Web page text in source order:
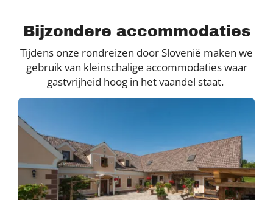
Bijzondere accommodaties
Tijdens onze rondreizen door Slovenië maken we
gebruik van kleinschalige accommodaties waar
gastvrijheid hoog in het vaandel staat.